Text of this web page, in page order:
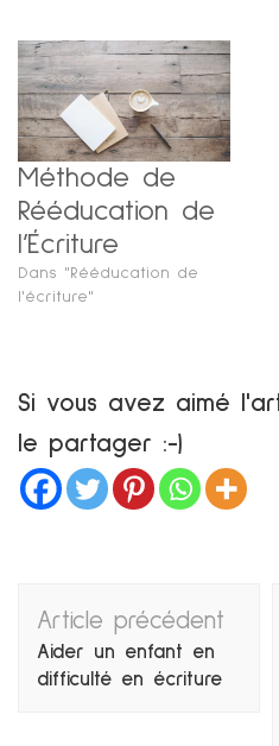
Méthode de
Rééducation de
l’Écriture
Dans "Rééducation de
l'écriture"
Si vous avez aimé
le partager :-)
Navigation
d'article
Article précédent
Aider un enfant en
difficulté en écriture